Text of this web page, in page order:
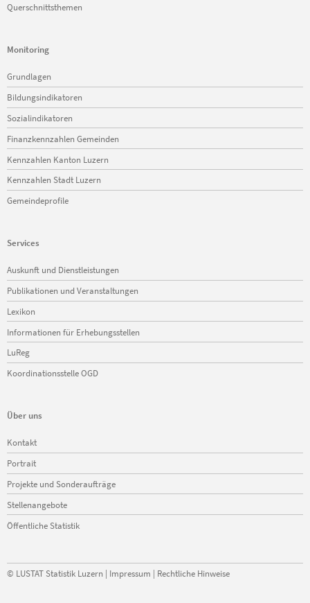
Querschnittsthemen
Monitoring
Navigation
überspringen
Grundlagen
Bildungsindikatoren
Sozialindikatoren
Finanzkennzahlen Gemeinden
Kennzahlen Kanton Luzern
Kennzahlen Stadt Luzern
Gemeindeprofile
Services
Navigation
überspringen
Auskunft und Dienstleistungen
Publikationen und Veranstaltungen
Lexikon
Informationen für Erhebungsstellen
LuReg
Koordinationsstelle OGD
Über uns
Navigation
überspringen
Kontakt
Portrait
Projekte und Sonderaufträge
Stellenangebote
Öffentliche Statistik
© LUSTAT Statistik Luzern | Impressum | Rechtliche Hinweise